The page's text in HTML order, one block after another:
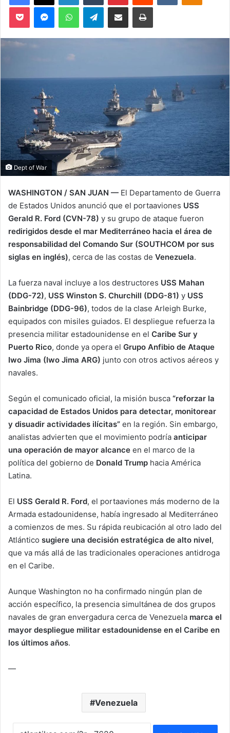
o
n
e
Telegram
Dept of War
WASHINGTON / SAN JUAN — El Departamento de Guerra
de Estados Unidos anunció que el portaaviones USS
Gerald R. Ford (CVN-78) y su grupo de ataque fueron
redirigidos desde el mar Mediterráneo hacia el área de
responsabilidad del Comando Sur (SOUTHCOM por sus
siglas en inglés), cerca de las costas de Venezuela.
La fuerza naval incluye a los destructores USS Mahan
(DDG-72), USS Winston S. Churchill (DDG-81) y USS
Bainbridge (DDG-96), todos de la clase Arleigh Burke,
equipados con misiles guiados. El despliegue refuerza la
presencia militar estadounidense en el Caribe Sur y
Puerto Rico, donde ya opera el Grupo Anfibio de Ataque
Iwo Jima (Iwo Jima ARG) junto con otros activos aéreos y
navales.
Según el comunicado oficial, la misión busca “reforzar la
capacidad de Estados Unidos para detectar, monitorear
y disuadir actividades ilícitas” en la región. Sin embargo,
analistas advierten que el movimiento podría anticipar
una operación de mayor alcance en el marco de la
política del gobierno de Donald Trump hacia América
Latina.
El USS Gerald R. Ford, el portaaviones más moderno de la
Armada estadounidense, había ingresado al Mediterráneo
a comienzos de mes. Su rápida reubicación al otro lado del
Atlántico sugiere una decisión estratégica de alto nivel,
que va más allá de las tradicionales operaciones antidroga
en el Caribe.
Aunque Washington no ha confirmado ningún plan de
acción específico, la presencia simultánea de dos grupos
navales de gran envergadura cerca de Venezuela marca el
mayor despliegue militar estadounidense en el Caribe en
los últimos años.
—
Venezuela